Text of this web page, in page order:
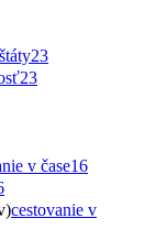
23
23
v čase16
cestovanie v